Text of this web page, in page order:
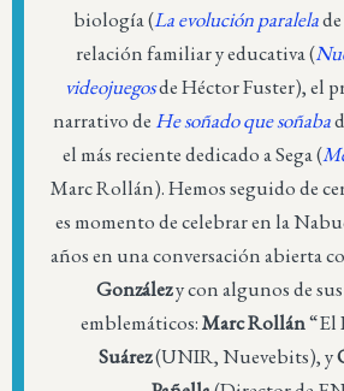
biología (La evolución paralela
relación familiar y educativa (
videojuegosde Héctor Fuster), el
narrativo de He soñado que soñaba
el más reciente dedicado a Sega (
Marc Rollán). Hemos seguido de
es momento de celebrar en la
años en una conversación abierta
Gonzálezy con algunos de
emblemáticos:Marc Rollán“El
Suárez(UNIR, Nuevebits), y